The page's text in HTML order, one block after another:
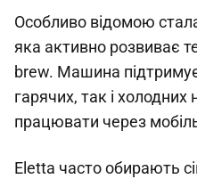
Особливо відомою
яка активно розвиває
brew. Машина
гарячих, так і
працювати через
Eletta часто обирають